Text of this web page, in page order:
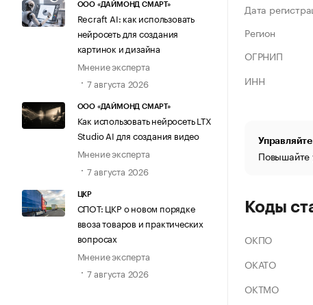
ООО «ДАЙМОНД СМАРТ»
Recraft AI: как использовать
нейросеть для создания
картинок и дизайна
Мнение эксперта
7 августа 2026
ООО «ДАЙМОНД СМАРТ»
Как использовать нейросеть LTX
Studio AI для создания видео
Мнение эксперта
7 августа 2026
ЦКР
СПОТ: ЦКР о новом порядке
ввоза товаров и практических
вопросах
Мнение эксперта
7 августа 2026
Дата
Регион
ОГРНИП
ИНН
Повышайте
Коды
ОКПО
ОКАТО
ОКТМО